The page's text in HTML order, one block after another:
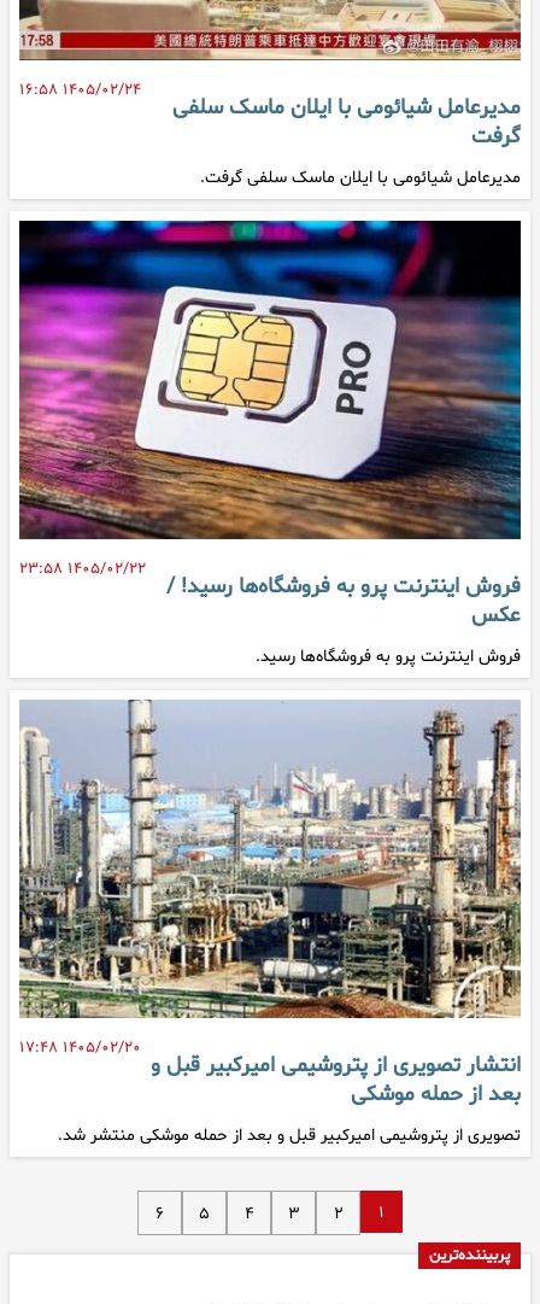
۱۴۰۵/۰۲/۲۴ ۱۶:۵۸
مدیرعامل شیائومی با ایلان ماسک سلفی
گرفت
مدیرعامل شیائومی با ایلان ماسک سلفی گرفت.
۱۴۰۵/۰۲/۲۲ ۲۳:۵۸
فروش اینترنت پرو به فروشگاه‌ها رسید! /
عکس
فروش اینترنت پرو به فروشگاه‌ها رسید.
۱۴۰۵/۰۲/۲۰ ۱۷:۴۸
انتشار تصویری از پتروشیمی امیرکبیر قبل و
بعد از حمله موشکی
تصویری از پتروشیمی امیرکبیر قبل و بعد از حمله موشکی منتشر شد.
۱ ۲ ۳ ۴ ۵ ۶
پربیننده‌ترین